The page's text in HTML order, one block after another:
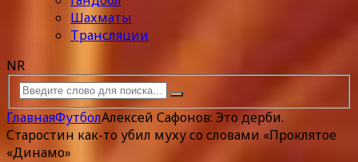
Шахматы
Трансляции
NR
ГлавнаяФутболАлексей Сафонов: Это дерби.
Старостин как-то убил муху со словами «Проклятое
«Динамо»